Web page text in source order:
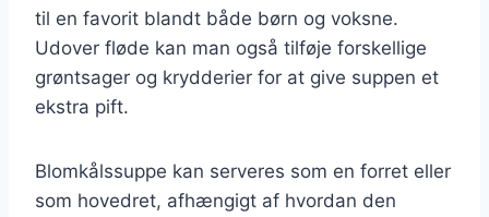
til en favorit blandt både børn og voksne.
Udover fløde kan man også tilføje forskellige
grøntsager og krydderier for at give suppen et
ekstra pift.
Blomkålssuppe kan serveres som en forret eller
som hovedret, afhængigt af hvordan den